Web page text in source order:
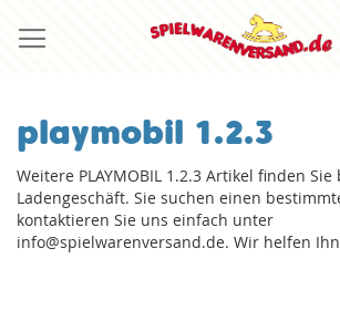
zum
Inhalt
playmobil 1.2.3
Weitere PLAYMOBIL 1.2.3 Artikel finden
Ladengeschäft. Sie suchen einen
kontaktieren Sie uns einfach unter
info@spielwarenversand.de. Wir helfen